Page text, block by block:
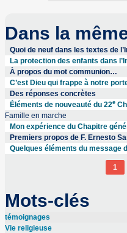
Dans la
Quoi de neuf dans les textes de
La protection des enfants dans
À propos du mot communion…
C’est Dieu qui frappe à notre
Des réponses concrètes
Éléments de nouveauté du 22e
Famille en marche
Mon expérience du Chapitre
Premiers propos de F. Ernesto
Quelques éléments du message
1
Mots-clés
témoignages
Vie religieuse